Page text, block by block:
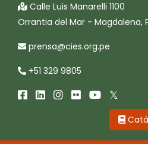
Calle Luis Manarelli 1100
Orrantia del Mar - Magdalena,
prensa@cies.org.pe
+51 329 9805